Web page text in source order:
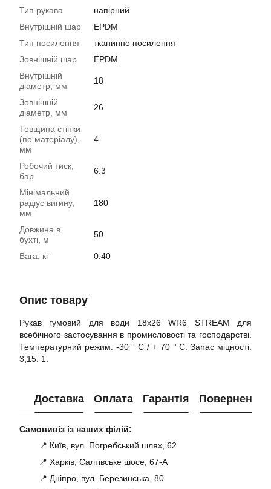
Тип рукава
напірний
Внутрішній шар
EPDM
Тип посилення
тканинне посилення
Зовнішній шар
EPDM
Внутрішній
діаметр, мм
18
Зовнішній
діаметр, мм
26
Товщина стінки
(по матеріалу),
мм
4
Робочий тиск,
бар
6.3
Мінімальний
радіус вигину,
мм
180
Довжина в
бухті, м
50
Вага, кг 0.40
Опис товару
Рукав гумовий для води 18х26 WR6 STREAM для
всебічного застосування в промисловості та господарстві.
Температурний режим: -30 ° C / + 70 ° C. Зanac міцності:
3,15: 1.
Доставка Оплата Гарантія Повернення
Самовивіз із наших філій:
📍 Київ, вул. Погребський шлях, 62
📍 Харків, Салтівське шосе, 67-А
📍 Дніпро, вул. Березинська, 80